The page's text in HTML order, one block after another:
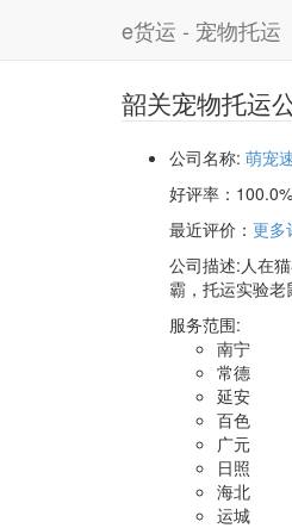
e货运 - 宠物托运
韶关宠物托运
公司名称: 萌宠
好评率： 100.0%
最近评价 ： 更多
公司描述:人在
霸，托运实验
服务范围:
南宁
常德
延安
百色
广元
日照
海北
运城